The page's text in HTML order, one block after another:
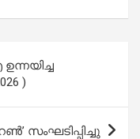
)
സംഘടിപ്പിച്ചു